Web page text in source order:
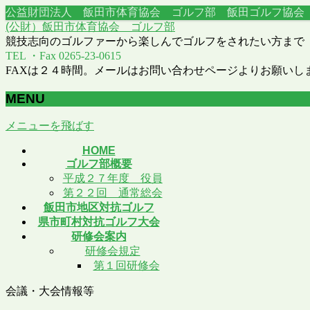
公益財団法人 飯田市体育協会 ゴルフ部 飯田ゴルフ協会
(公財）飯田市体育協会 ゴルフ部
競技志向のゴルファーから楽しんでゴルフをされたい方まで
TEL ・Fax 0265-23-0615
FAXは２４時間。メールはお問い合わせページよりお願いし
MENU
メニューを飛ばす
HOME
ゴルフ部概要
平成２７年度 役員
第２２回 通常総会
飯田市地区対抗ゴルフ
県市町村対抗ゴルフ大会
研修会案内
研修会規定
第１回研修会
会議・大会情報等